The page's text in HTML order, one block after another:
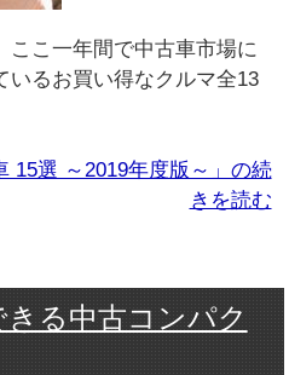
ここ一年間で中古車市場に
いるお買い得なクルマ全13
15選 ～2019年度版～」の続
きを読む
る中古コンパク